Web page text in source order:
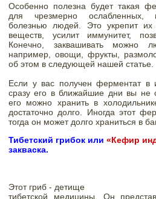
Особенно полезна будет такая
для чрезмерно ослабленных,
болезнью людей. Это укрепит их
веществ, усилит иммунитет,
Конечно, заквашивать можно
например, овощи, фрукты,
об этом в следующей нашей статье.
Если у вас получен ферментат в
сразу его в ближайшие дни вы не
его можно хранить в
достаточно долго. Иногда этот
тогда он может долго храниться в
Тибетский грибок или «Кефир
закваска.
Этот гриб - детище
тибетской медицины. Он